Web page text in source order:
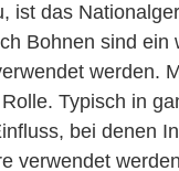
ist das
Bohnen sind
werden.
Typisch in
bei denen
verwendet